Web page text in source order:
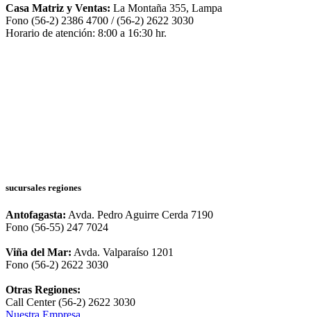
Casa Matriz y Ventas: La Montaña 355, Lampa
Fono (56-2) 2386 4700 / (56-2) 2622 3030
Horario de atención: 8:00 a 16:30 hr.
sucursales regiones
Antofagasta: Avda. Pedro Aguirre Cerda 7190
Fono (56-55) 247 7024
Viña del Mar: Avda. Valparaíso 1201
Fono (56-2) 2622 3030
Otras Regiones:
Call Center (56-2) 2622 3030